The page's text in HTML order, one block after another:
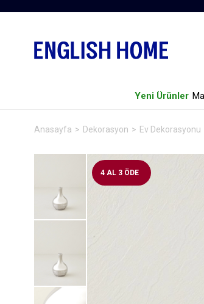
Yeni Ürünler
Anasayfa Dekorasyon Ev Dekorasyonu
4 AL 3 ÖDE